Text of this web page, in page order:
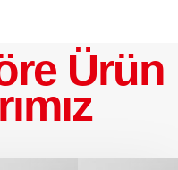
Ürün